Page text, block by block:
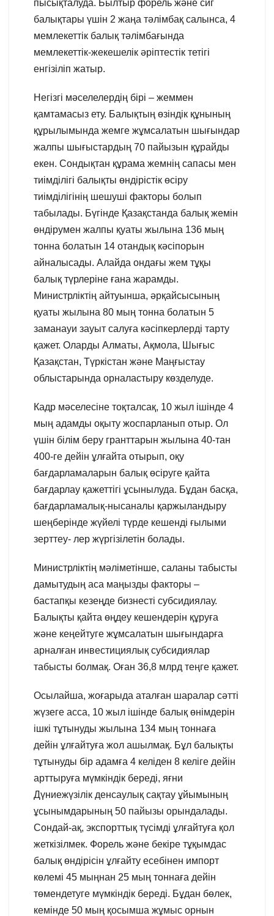
пысықталуда. Былтыр форель және сиг
балықтары үшін 2 жаңа тәлімбақ салынса, 4
мемлекеттік балық тәлімбағында
мемлекеттік-жекешелік әріптестік тетігі
енгізіліп жатыр.
Негізгі мәселелердің бірі – жеммен
қамтамасыз ету. Балықтың өзіндік құнының
құрылымында жемге жұмсалатын шығындар
жалпы шығыстардың 70 пайызын құрайды
екен. Сондықтан құрама жемнің сапасы мен
тиімділігі балықты өндірістік өсіру
тиімділігінің шешуші факторы болып
табылады. Бүгінде Қазақстанда балық жемін
өндірумен жалпы қуаты жылына 136 мың
тонна болатын 14 отандық кәсіпорын
айналысады. Алайда ондағы жем тұқы
балық түрлеріне ғана жарамды.
Министрліктің айтуынша, әрқайсысының
қуаты жылына 80 мың тонна болатын 5
заманауи зауыт салуға кәсіпкерлерді тарту
қажет. Оларды Алматы, Ақмола, Шығыс
Қазақстан, Түркістан және Маңғыстау
облыстарында орналастыру көзделуде.
Кадр мәселесіне тоқталсақ, 10 жыл ішінде 4
мың адамды оқыту жоспарланып отыр. Ол
үшін білім беру гранттарын жылына 40-тан
400-ге дейін ұлғайта отырып, оқу
бағдарламаларын балық өсіруге қайта
бағдарлау қажеттігі ұсынылуда. Бұдан басқа,
бағдарламалық-нысаналы қаржыландыру
шеңберінде жүйелі түрде кешенді ғылыми
зерттеу- лер жүргізілетін болады.
Министрліктің мәліметінше, саланы табысты
дамытудың аса маңызды факторы –
бастапқы кезеңде бизнесті субсидиялау.
Балықты қайта өңдеу кешендерін құруға
және кеңейтуге жұмсалатын шығындарға
арналған инвестициялық субсидиялар
табысты болмақ. Оған 36,8 млрд теңге қажет.
Осылайша, жоғарыда аталған шаралар сәтті
жүзеге асса, 10 жыл ішінде балық өнімдерін
ішкі тұтынуды жылына 134 мың тоннаға
дейін ұлғайтуға жол ашылмақ. Бұл балықты
тұтынуды бір адамға 4 келіден 8 келіге дейін
арттыруға мүмкіндік береді, яғни
Дүниежүзілік денсаулық сақтау ұйымының
ұсынымдарының 50 пайызы орындалады.
Сондай-ақ, экспорттық түсімді ұлғайтуға қол
жеткізілмек. Форель және бекіре тұқымдас
балық өндірісін ұлғайту есебінен импорт
көлемі 45 мыңнан 25 мың тоннаға дейін
төмендетуге мүмкіндік береді. Бұдан бөлек,
кемінде 50 мың қосымша жұмыс орнын